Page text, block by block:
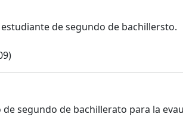
de segundo de bachillersto.
de segundo de bachillerato para la evau